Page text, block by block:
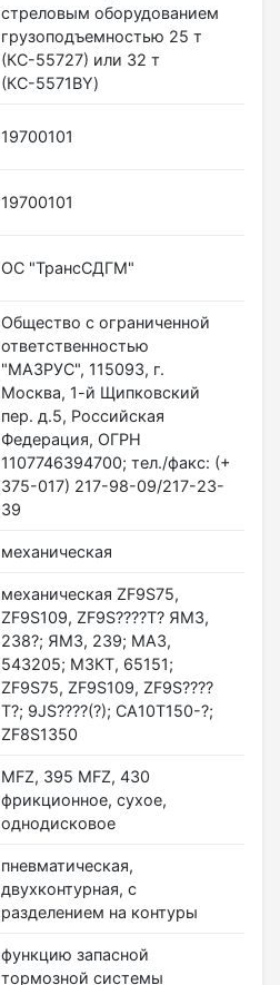
стреловым оборудованием
грузоподъемностью 25 т
(КС-55727) или 32 т
(КС-5571BY)
19700101
19700101
ОС "ТрансСДГМ"
Общество с ограниченной
ответственностью
"МАЗРУС", 115093, г.
Москва, 1-й Щипковский
пер. д.5, Российская
Федерация, ОГРН
1107746394700; тел./факс: (+
375-017) 217-98-09/217-23-
39
механическая
механическая ZF9S75,
ZF9S109, ZF9S????Т? ЯМЗ,
238?; ЯМЗ, 239; МАЗ,
543205; МЗКТ, 65151;
ZF9S75, ZF9S109, ZF9S????
Т?; 9JS????(?); CA10T150-?;
ZF8S1350
MFZ, 395 MFZ, 430
фрикционное, сухое,
однодисковое
пневматическая,
двухконтурная, с
разделением на контуры
функцию запасной
тормозной системы